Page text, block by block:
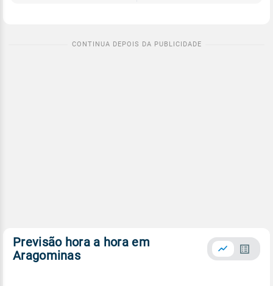
Previsão hora a hora em
Aragominas